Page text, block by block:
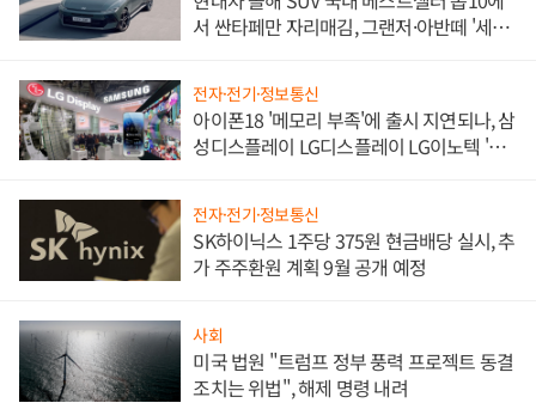
서 싼타페만 자리매김, 그랜저·아반떼 '세단
전자·전기·정보통신
아이폰18 '메모리 부족'에 출시 지연되나, 삼
성디스플레이 LG디스플레이 LG이노텍 '탈
전자·전기·정보통신
SK하이닉스 1주당 375원 현금배당 실시, 추
가 주주환원 계획 9월 공개 예정
사회
미국 법원 "트럼프 정부 풍력 프로젝트 동결
조치는 위법", 해제 명령 내려